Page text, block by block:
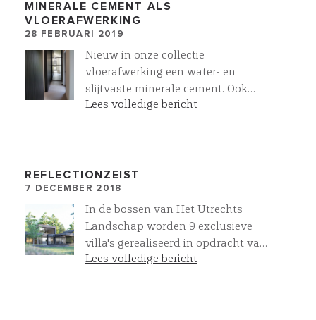
een heel hoog warmwatercomfort,
heeft een enrgiebehoefte in
December van 346KWh, Eur. 70,00.
In de zomermaanden,
gecombineerd met passieve koeling
in de woning, loopt dit terug naar
voor verwarming, warmwater en
MINERALE CEMENT ALS
VLOERAFWERKING
28 FEBRUARI 2019
Nieuw in onze collectie
vloerafwerking een water- en
slijtvaste minerale cement. Ook
geschikt voor natte ruimten en
kleuren!
Lees volledige bericht
REFLECTIONZEIST
7 DECEMBER 2018
In de bossen van Het Utrechts
Landschap worden 9 exclusieve
villa's gerealiseerd in opdracht van
MOD Invest. Deze villa's, onder
Lees volledige bericht